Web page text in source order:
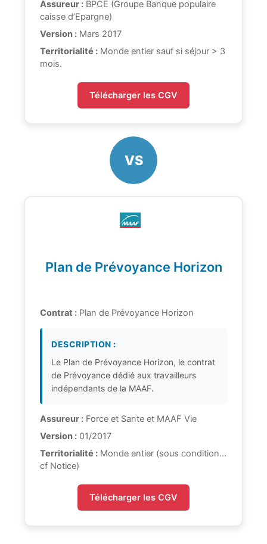
Assureur : BPCE (Groupe Banque populaire
caisse d’Epargne)
Version : Mars 2017
Territorialité : Monde entier sauf si séjour > 3
mois.
Télécharger les CGV
VS
Plan de Prévoyance Horizon
Contrat : Plan de Prévoyance Horizon
DESCRIPTION :
Le Plan de Prévoyance Horizon, le contrat
de Prévoyance dédié aux travailleurs
indépendants de la MAAF.
Assureur : Force et Sante et MAAF Vie
Version : 01/2017
Territorialité : Monde entier (sous condition…
cf Notice)
Télécharger les CGV